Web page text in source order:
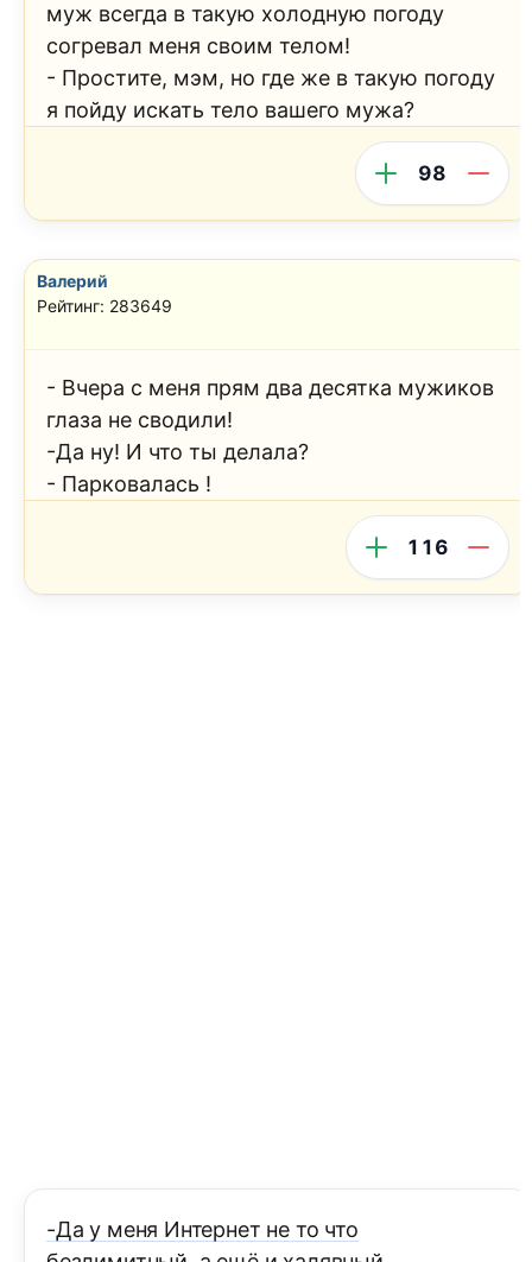
муж всегда в такую холодную погоду
согревал меня своим телом!
- Простите, мэм, но где же в такую погоду
я пойду искать тело вашего мужа?
98
Валерий
Рейтинг: 283649
- Вчера с меня прям два десятка мужиков
глаза не сводили!
-Да ну! И что ты делала?
- Парковалась !
116
-Да у меня Интернет не то что